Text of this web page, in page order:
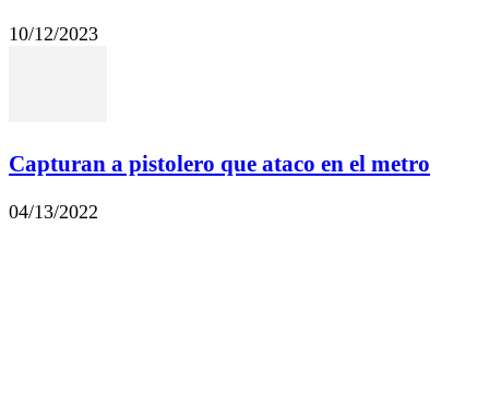
10/12/2023
Capturan a pistolero que ataco en el metro
04/13/2022